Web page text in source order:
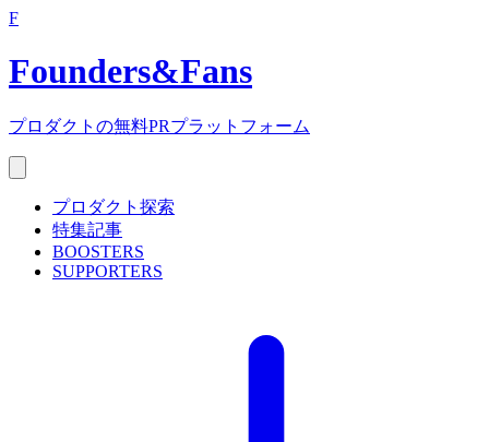
F
Founders&Fans
プロダクトの無料PRプラットフォーム
プロダクト探索
特集記事
BOOSTERS
SUPPORTERS